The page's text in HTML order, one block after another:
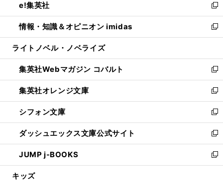
く
で
開
く
ド
ウ
で
開
ィ
ン
ド
ウ
開
く
い
ウ
ィ
ン
ウ
で
開
く
e!集英社
新
し
い
ウ
ン
ド
ウ
で
開
く
情報・知識＆オピニオン imidas
新
し
ウ
ィ
ン
ド
ウ
で
開
く
ライトノベル・ノベライズ
集英社Webマガジン コバルト
新
し
い
ウ
ィ
ン
ド
ウ
で
開
集英社オレンジ文庫
新
し
い
ウ
ィ
ン
ド
ウ
シフォン文庫
新
し
い
ウ
ィ
ン
ダッシュエックス文庫公式サイト
新
し
い
ウ
JUMP j-BOOKS
新
し
キッズ